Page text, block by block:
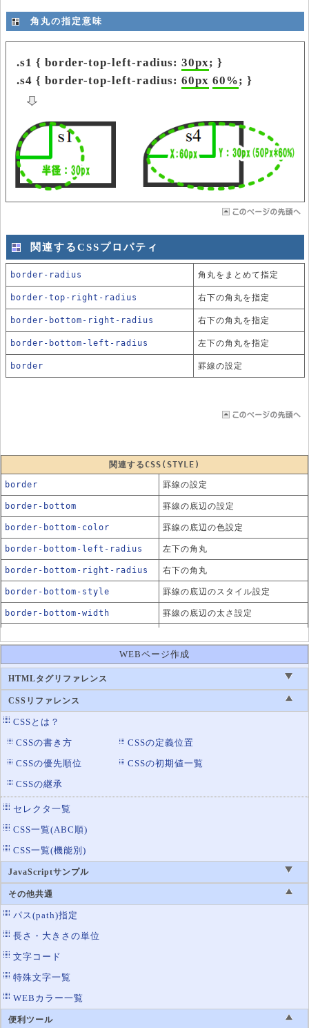
角丸の指定意味
.s1 { border-top-left-radius: 30px; }
.s4 { border-top-left-radius: 60px 60%; }
関連するCSSプロパティ
border-radius 角丸をまとめて指定
border-top-right-radius 右下の角丸を指定
border-bottom-right-radius 右下の角丸を指定
border-bottom-left-radius 左下の角丸を指定
border 罫線の設定
関連するCSS(STYLE)
border 罫線の設定
border-bottom 罫線の底辺の設定
border-bottom-color 罫線の底辺の色設定
border-bottom-left-radius 左下の角丸
border-bottom-right-radius 右下の角丸
border-bottom-style 罫線の底辺のスタイル設定
border-bottom-width 罫線の底辺の太さ設定
罫線の色設定
border-left
border-left-color
border-left-style
border-left-width 罫線の左辺の太さ設定
border-radius 角丸の設定
border-right
border-right-color
border-right-style
border-right-width
border-spacing
border-style
border-top
border-top-color
border-top-right-radius
border-top-style
border-top-width
border-width
WEBページ作成
HTMLタグリファレンス
CSSリファレンス
CSSとは？
CSSの書き方
CSSの定義位置
CSSの優先順位
CSSの初期値一覧
CSSの継承
セレクタ一覧
CSS一覧(ABC順)
CSS一覧(機能別)
JavaScriptサンプル
その他共通
パス(path)指定
長さ・大きさの単位
文字コード
特殊文字一覧
WEBカラー一覧
便利ツール